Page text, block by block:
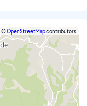
©OpenStreetMapcontributors